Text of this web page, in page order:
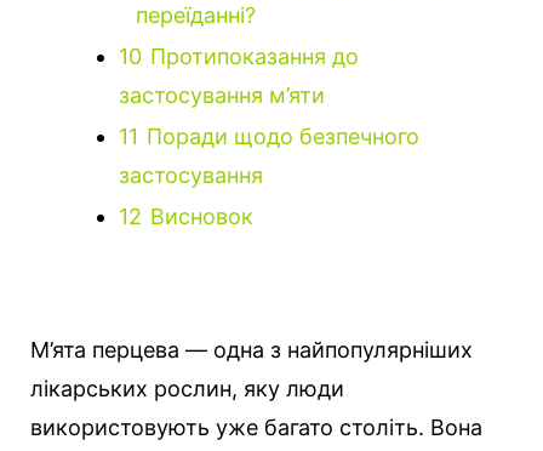
переїданні?
10 Протипоказання до
застосування м’яти
11 Поради щодо безпечного
застосування
12 Висновок
М’ята перцева — одна з найпопулярніших
лікарських рослин, яку люди
використовують уже багато століть. Вона